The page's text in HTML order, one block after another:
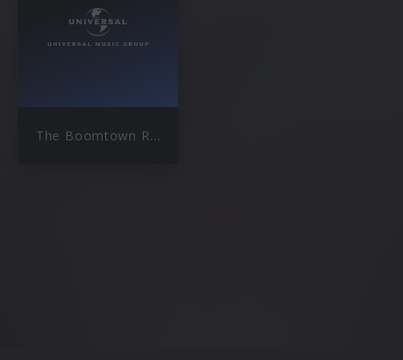
The Boomtown Rats